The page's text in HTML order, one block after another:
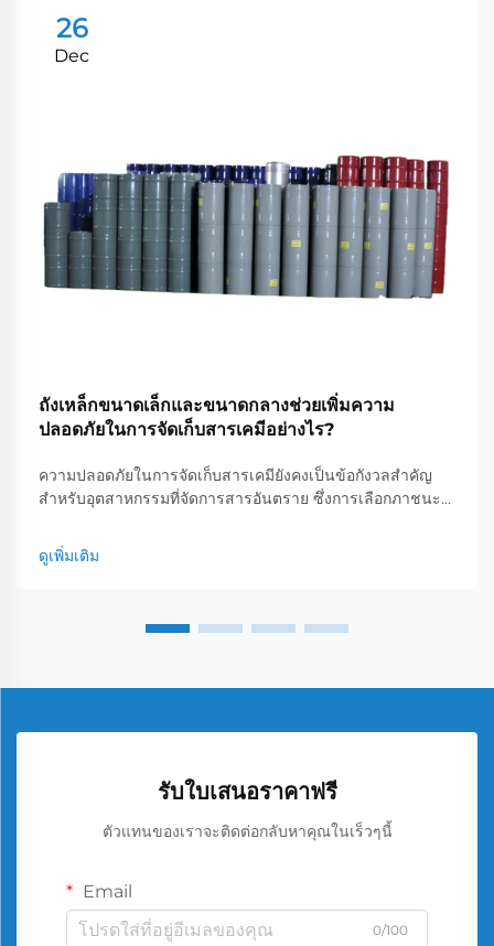
26
Dec
ถังเหล็กขนาดเล็กและขนาดกลางช่วยเพิ่มความ
ปลอดภัยในการจัดเก็บสารเคมีอย่างไร?
ความปลอดภัยในการจัดเก็บสารเคมียังคงเป็นข้อกังวลสำคัญ
สำหรับอุตสาหกรรมที่จัดการสารอันตราย ซึ่งการเลือกภาชนะ
เหตุการณ์หายนะ ถังเหล็กขนาดเล็กและขนาดกลางได้เกิดขึ้น...
ดูเพิ่มเติม
รับใบเสนอราคาฟรี
ตัวแทนของเราจะติดต่อกลับหาคุณในเร็วๆนี้
Email
0/100